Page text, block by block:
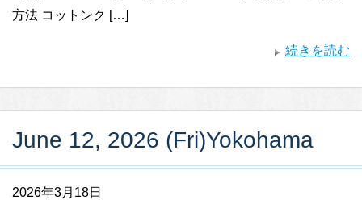
方法 コットンク […]
続きを読む
June 12, 2026 (Fri)Yokohama
2026年3月18日